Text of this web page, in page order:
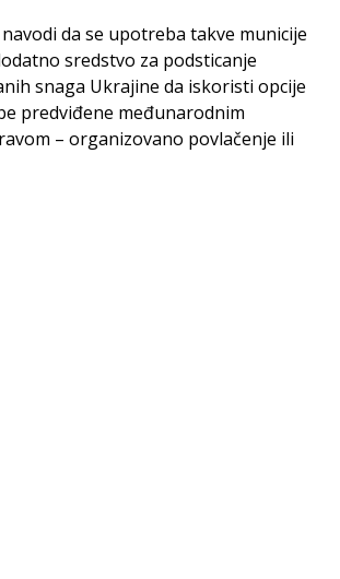
da se upotreba takve municije
sredstvo za podsticanje
snaga Ukrajine da iskoristi opcije
predviđene međunarodnim
– organizovano povlačenje ili